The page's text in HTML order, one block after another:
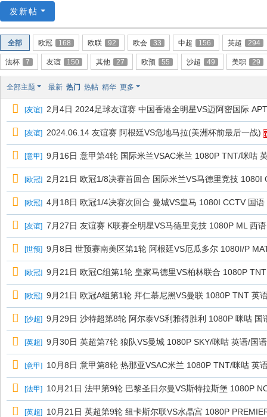
-
追
求
致
发新帖
全部 欧冠 168 欧联 92 欧会 33 中超 156 英超 294
法杯 7 友谊 150 其他 27 欧预 55 沙超 49 美职 29
全部主题 最新 热门 热帖 精华 更多
[友谊] 2月4日 2024足球友谊赛 中国香港全明星VS迈阿密国际
[友谊] 2024.06.14 友谊赛 阿根廷VS危地马拉(美洲杯前最后一战)
[意甲] 9月16日 意甲第4轮 国际米兰VSAC米兰 1080P TNT/咪咕
[欧冠] 2月21日 欧冠1/8决赛首回合 国际米兰VS马德里竞技 1080I
[欧冠] 4月18日 欧冠1/4决赛次回合 曼城VS皇马 1080I CCTV 国语
[友谊] 7月27日 友谊赛 K联赛全明星VS马德里竞技 1080P ML 西
[世预] 9月8日 世预赛南美区第1轮 阿根廷VS厄瓜多尔 1080I/P
[欧冠] 9月21日 欧冠C组第1轮 皇家马德里VS柏林联合 1080P
[欧冠] 9月21日 欧冠A组第1轮 拜仁慕尼黑VS曼联 1080P TNT 英
[沙超] 9月29日 沙特超第8轮 阿尔泰VS利雅得胜利 1080P 咪咕 国
[英超] 9月30日 英超第7轮 狼队VS曼城 1080P SKY/咪咕 英语/国语
[意甲] 10月8日 意甲第8轮 热那亚VSAC米兰 1080P TNT/咪咕 英
[法甲] 10月21日 法甲第9轮 巴黎圣日尔曼VS斯特拉斯堡 1080P
[英超] 10月21日 英超第9轮 纽卡斯尔联VS水晶宫 1080P